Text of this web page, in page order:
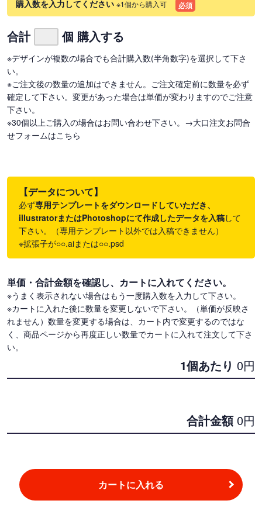
購入数を入力してください ※1個から購入可 必須
合計 個 購入する
※デザインが複数の場合でも合計購入数(半角数字)を選択して下さ
い。
※ご注文後の数量の追加はできません。ご注文確定前に数量を必ず
確定して下さい。変更があった場合は単価が変わりますのでご注意
下さい。
※30個以上ご購入の場合はお問い合わせ下さい。 →大口注文お問合
せフォームはこちら
【データについて】
必ず専用テンプレートをダウンロードしていただき、
illustratorまたはPhotoshopにて作成したデータを入稿して
下さい。（専用テンプレート以外では入稿できません）
※拡張子が○○.aiまたは○○.psd
単価・合計金額を確認し、カートに入れてください。
※うまく表示されない場合はもう一度購入数を入力して下さい。
※カートに入れた後に数量を変更しないで下さい。（単価が反映さ
れません）数量を変更する場合は、カート内で変更するのではな
く、商品ページから再度正しい数量でカートに入れて注文して下さ
い。
1個あたり 0円
合計金額 0円
カートに入れる